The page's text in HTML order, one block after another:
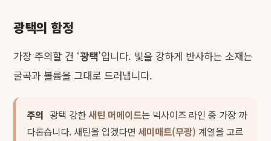
광택의 함정
가장 주의할 건 ‘광택’입니다. 빛을 강하게 반사하는 소재는
굴곡과 볼륨을 그대로 드러냅니다.
주의 광택 강한새틴 머메이드는 빅사이즈 라인 중 가장 까
다롭습니다. 새틴을 입겠다면 세미매트(무광) 계열을 고르